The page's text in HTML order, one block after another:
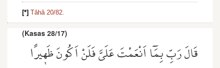
[*] Tâhâ 20/82.
(Kasas 28/17)
قَالَ رَبِّ بِمَٓا اَنْعَمْتَ عَلَيَّ فَلَنْ اَكُونَ ظَه۪يرًا